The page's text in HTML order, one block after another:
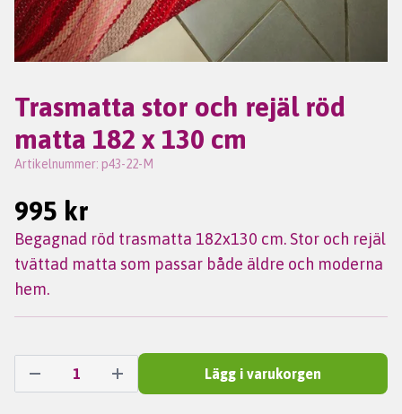
Trasmatta stor och rejäl röd
matta 182 x 130 cm
Artikelnummer: p43-22-M
995 kr
Begagnad röd trasmatta 182x130 cm. Stor och rejäl
tvättad matta som passar både äldre och moderna
hem.
Lägg i varukorgen